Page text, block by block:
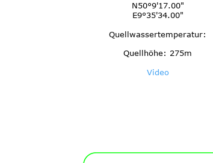
N50°9'17.00"
E9°35'34.00"
Quellwassertemperatur:
Quellhöhe: 275m
Video